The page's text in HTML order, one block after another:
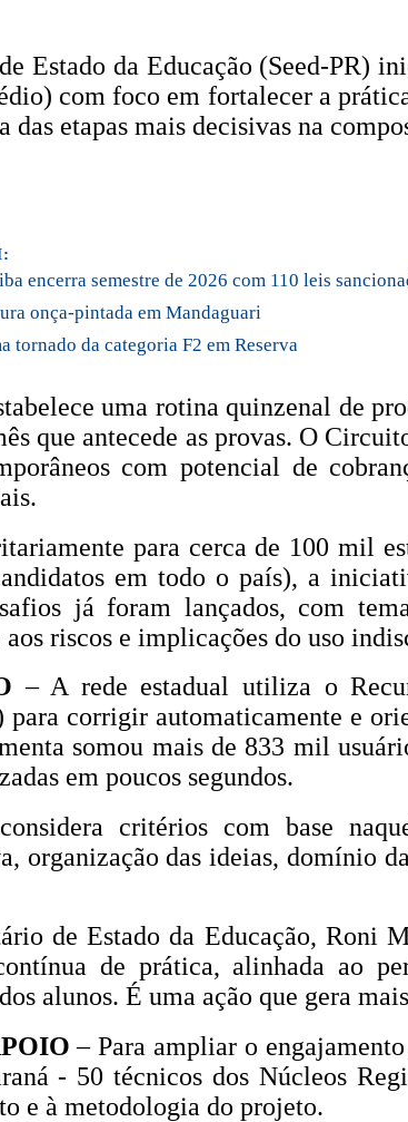
Estado da Educação (Seed-PR)
com foco em fortalecer a
das etapas mais decisivas na
encerra semestre de 2026 com 110 leis
onça-pintada em Mandaguari
tornado da categoria F2 em Reserva
uma rotina quinzenal de
que antecede as provas. O
com potencial de
para cerca de 100 mil
em todo o país), a
já foram lançados, com
riscos e implicações do uso
– A rede estadual utiliza o
corrigir automaticamente e
somou mais de 833 mil
em poucos segundos.
critérios com base
organização das ideias, domínio
de Estado da Educação, Roni
de prática, alinhada ao
alunos. É uma ação que gera
– Para ampliar o
- 50 técnicos dos Núcleos
e à metodologia do projeto.